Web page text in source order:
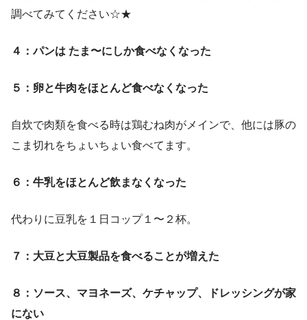
調べてみてください☆★
４：パンは たま〜にしか食べなくなった
５：卵と牛肉をほとんど食べなくなった
自炊で肉類を食べる時は鶏むね肉がメインで、他には豚の
こま切れをちょいちょい食べてます。
６：牛乳をほとんど飲まなくなった
代わりに豆乳を１日コップ１〜２杯。
７：大豆と大豆製品を食べることが増えた
８：ソース、マヨネーズ、ケチャップ、ドレッシングが家
にない